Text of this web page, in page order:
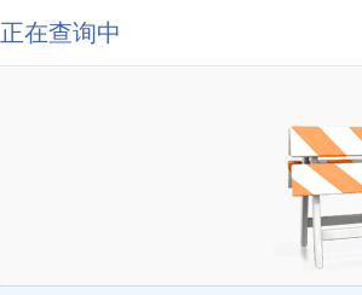
正在查询中